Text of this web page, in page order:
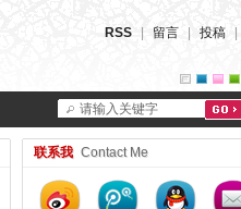
RSS 留言 投稿
请输入关键字
联系我 Contact Me